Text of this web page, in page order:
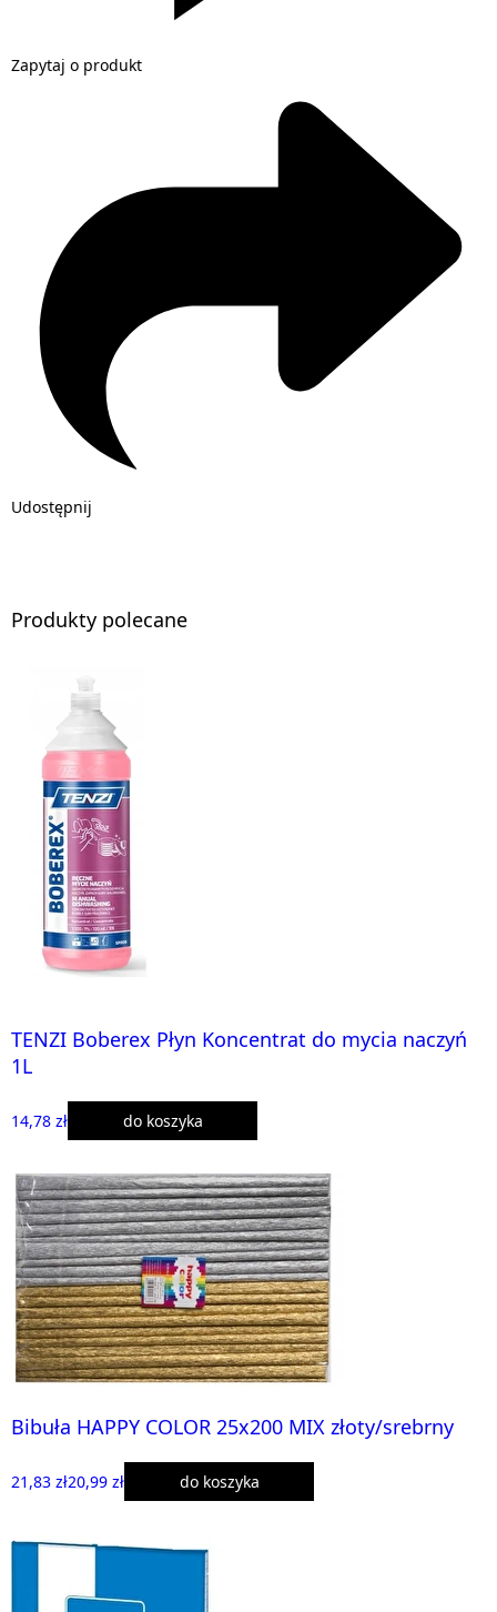
Zapytaj o produkt
Udostępnij
Produkty polecane
TENZI Boberex Płyn Koncentrat do mycia naczyń
1L
14,78 zł do koszyka
Bibuła HAPPY COLOR 25x200 MIX złoty/srebrny
21,83 zł20,99 zł do koszyka